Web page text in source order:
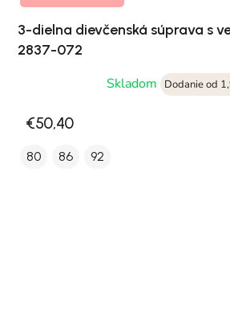
3-dielna dievčenská súprava s
2837-072
Skladom
Dodanie od
€50,40
80 86 92